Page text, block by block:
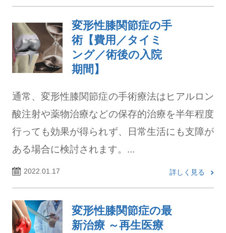
変形性膝関節症の手
術【費用／タイミ
ング／術後の入院
期間】
通常、変形性膝関節症の手術療法はヒアルロン
酸注射や薬物治療などの保存的治療を半年程度
行っても効果が得られず、日常生活にも支障が
ある場合に検討されます。...
2022.01.17 詳しく見る
変形性膝関節症の最
新治療 ～再生医療